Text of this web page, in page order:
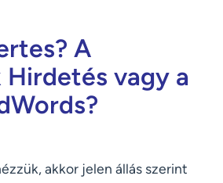
A
Hirdetés vagy a
akkor jelen állás szerint